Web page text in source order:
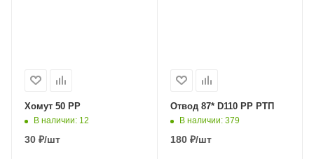
Хомут 50 РР
В наличии: 12
30 ₽/шт
Отвод 87* D110 РР РТП
В наличии: 379
180₽/шт